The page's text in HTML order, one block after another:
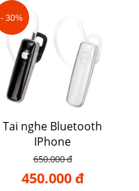
- 30%
Tai nghe Bluetooth
IPhone
650.000 đ
450.000 đ